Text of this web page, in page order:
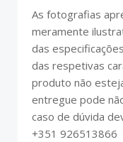
As fotografias
meramente
das
das respetivas
produto não
entregue pode
caso de dúvida
+351 926513866